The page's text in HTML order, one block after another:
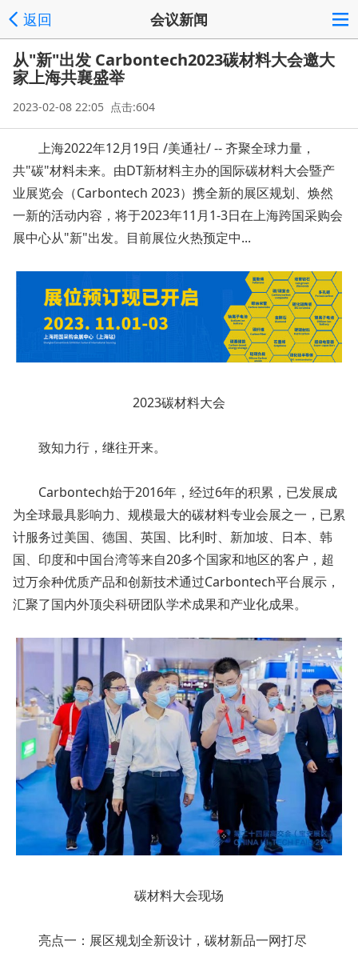
返回 会议新闻
从"新"出发 Carbontech2023碳材料大会邀大
家上海共襄盛举
2023-02-08 22:05 点击:604
上海2022年12月19日 /美通社/ -- 齐聚全球力量，
共"碳"材料未来。由DT新材料主办的国际碳材料大会暨产
业展览会（Carbontech 2023）携全新的展区规划、焕然
一新的活动内容，将于2023年11月1-3日在上海跨国采购会
展中心从"新"出发。目前展位火热预定中...
2023碳材料大会
致知力行，继往开来。
Carbontech始于2016年，经过6年的积累，已发展成
为全球最具影响力、规模最大的碳材料专业会展之一，已累
计服务过美国、德国、英国、比利时、新加坡、日本、韩
国、印度和中国台湾等来自20多个国家和地区的客户，超
过万余种优质产品和创新技术通过Carbontech平台展示，
汇聚了国内外顶尖科研团队学术成果和产业化成果。
碳材料大会现场
亮点一：展区规划全新设计，碳材新品一网打尽